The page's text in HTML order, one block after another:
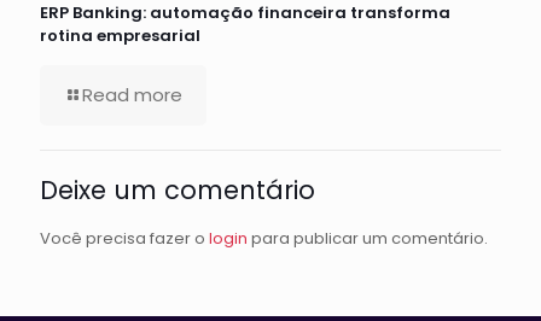
ERP Banking: automação financeira transforma
rotina empresarial
Read more
Deixe um comentário
Você precisa fazer o login para publicar um comentário.